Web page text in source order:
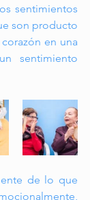
sentimientos
son producto
en una
sentimiento
de lo que